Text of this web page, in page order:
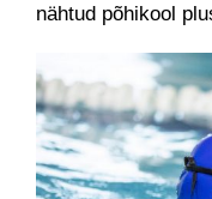
nähtud põhikool